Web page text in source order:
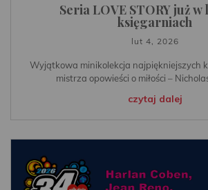
Seria LOVE STORY już
księgarniach
lut 4, 2026
Wyjątkowa minikolekcja najpiękniejszych
mistrza opowieści o miłości –
czytaj dalej